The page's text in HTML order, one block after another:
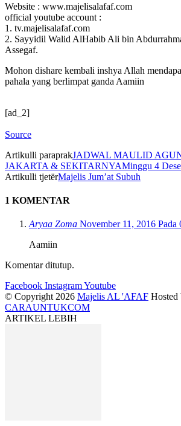
Website : www.majelisalafaf.com
official youtube account :
1. tv.majelisalafaf.com
2. Sayyidil Walid AlHabib Ali bin
Assegaf.
Mohon dishare kembali inshya Allah
pahala yang berlimpat ganda Aamiin
[ad_2]
Source
Artikulli paraprakJADWAL MAULID
JAKARTA & SEKITARNYAMinggu 4
Artikulli tjetërMajelis Jum’at Subuh
1 KOMENTAR
Aryaa Zoma November 11, 2016 Pada
Aamiin
Komentar ditutup.
Facebook InstagramYoutube
© Copyright 2026 Majelis AL 'AFAF Hosted
CARAUNTUKCOM
ARTIKEL LEBIH